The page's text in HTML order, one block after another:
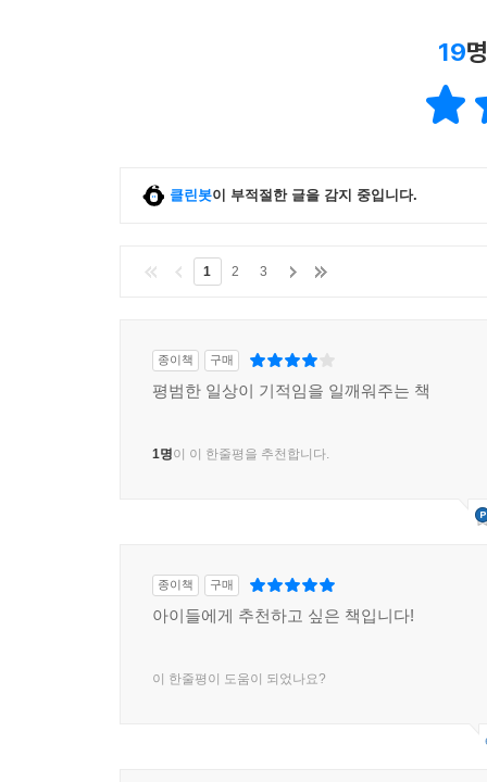
19
클린봇이 부적절한 글을 감지 중입니다.
1 2 3
종이책 구매
평범한 일상이 기적임을 일깨워주는 책
1명이 이 한줄평을 추천합니다.
종이책 구매
아이들에게 추천하고 싶은 책입니다!
이 한줄평이 도움이 되었나요?